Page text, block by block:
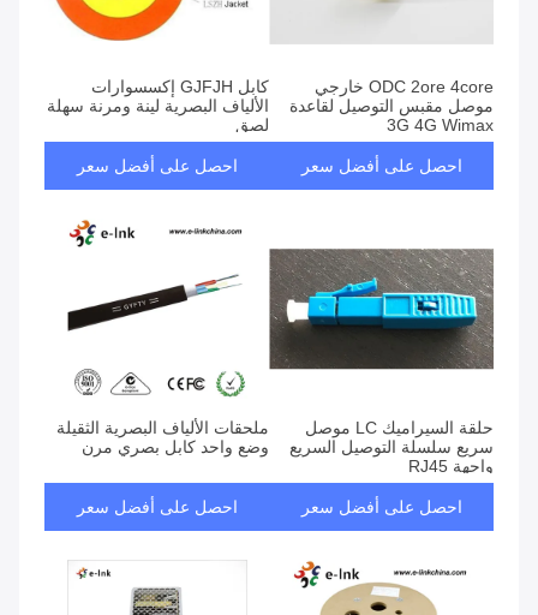
ODC 2ore 4core خارجي
موصل مقبس التوصيل لقاعدة
3G 4G Wimax
احصل على أفضل سعر
كابل GJFJH إكسسوارات
الألياف البصرية لينة ومرنة سهلة
لصق
احصل على أفضل سعر
حلقة السيراميك LC موصل
سريع سلسلة التوصيل السريع
واجهة RJ45
احصل على أفضل سعر
ملحقات الألياف البصرية الثقيلة
وضع واحد كابل بصري مرن
احصل على أفضل سعر